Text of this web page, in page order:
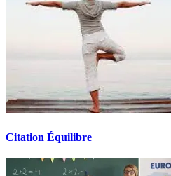
Citation Équilibre